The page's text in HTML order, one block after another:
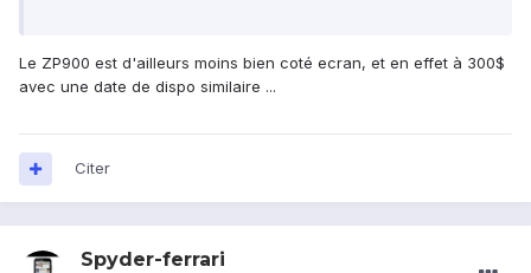
Le ZP900 est d'ailleurs moins bien coté ecran, et en effet à 300$
avec une date de dispo similaire ...
Citer
Spyder-ferrari